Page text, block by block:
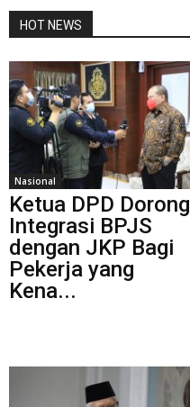
HOT NEWS
Nasional
Ketua DPD Dorong
Integrasi BPJS
dengan JKP Bagi
Pekerja yang
Kena...